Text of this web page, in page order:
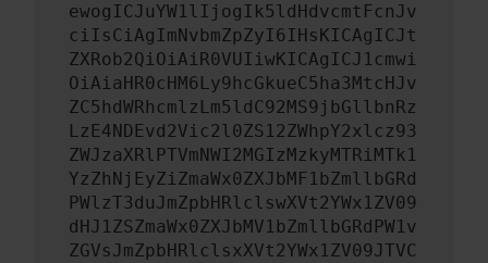
ewogICJuYW1lIjogIk5ldHdvcmtFcnJv
ciIsCiAgImNvbmZpZyI6IHsKICAgICJt
ZXRob2QiOiAiR0VUIiwKICAgICJ1cmwi
OiAiaHR0cHM6Ly9hcGkueC5ha3MtcHJv
ZC5hdWRhcmlzLm5ldC92MS9jbGllbnRz
LzE4NDEvd2Vic2l0ZS12ZWhpY2xlcz93
ZWJzaXRlPTVmNWI2MGIzMzkyMTRiMTk1
YzZhNjEyZiZmaWx0ZXJbMF1bZmllbGRd
PWlzT3duJmZpbHRlclswXVt2YWx1ZV09
dHJ1ZSZmaWx0ZXJbMV1bZmllbGRdPW1v
ZGVsJmZpbHRlclsxXVt2YWx1ZV09JTVC